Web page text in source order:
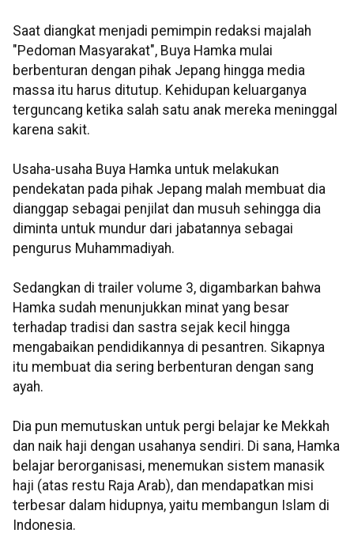
Saat diangkat menjadi pemimpin redaksi majalah
"Pedoman Masyarakat", Buya Hamka mulai
berbenturan dengan pihak Jepang hingga media
massa itu harus ditutup. Kehidupan keluarganya
terguncang ketika salah satu anak mereka meninggal
karena sakit.
Usaha-usaha Buya Hamka untuk melakukan
pendekatan pada pihak Jepang malah membuat dia
dianggap sebagai penjilat dan musuh sehingga dia
diminta untuk mundur dari jabatannya sebagai
pengurus Muhammadiyah.
Sedangkan di trailer volume 3, digambarkan bahwa
Hamka sudah menunjukkan minat yang besar
terhadap tradisi dan sastra sejak kecil hingga
mengabaikan pendidikannya di pesantren. Sikapnya
itu membuat dia sering berbenturan dengan sang
ayah.
Dia pun memutuskan untuk pergi belajar ke Mekkah
dan naik haji dengan usahanya sendiri. Di sana, Hamka
belajar berorganisasi, menemukan sistem manasik
haji (atas restu Raja Arab), dan mendapatkan misi
terbesar dalam hidupnya, yaitu membangun Islam di
Indonesia.